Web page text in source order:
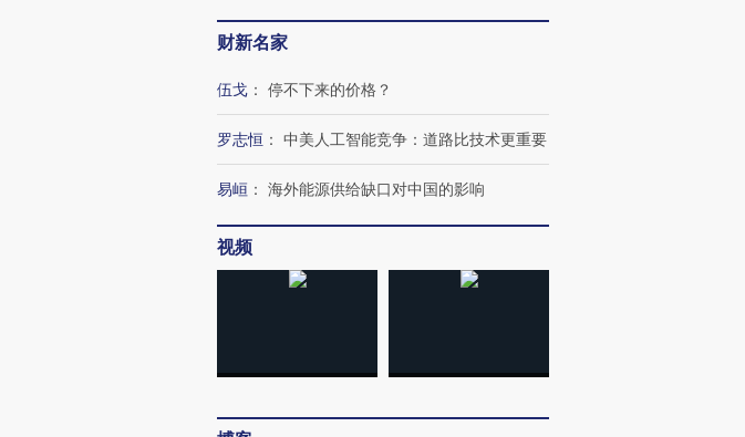
财新名家
伍戈 ： 停不下来的价格？
罗志恒 ： 中美人工智能竞争：道路比技术更重要
易峘 ： 海外能源供给缺口对中国的影响
视频